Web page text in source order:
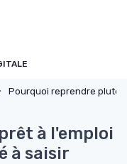
Pourquoi reprendre plutôt que créer
à l'emploi
à saisir